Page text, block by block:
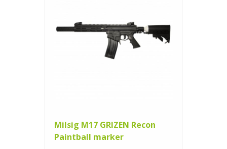
Milsig M17 GRIZEN Recon
Paintball marker